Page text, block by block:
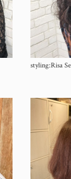
styling:Risa